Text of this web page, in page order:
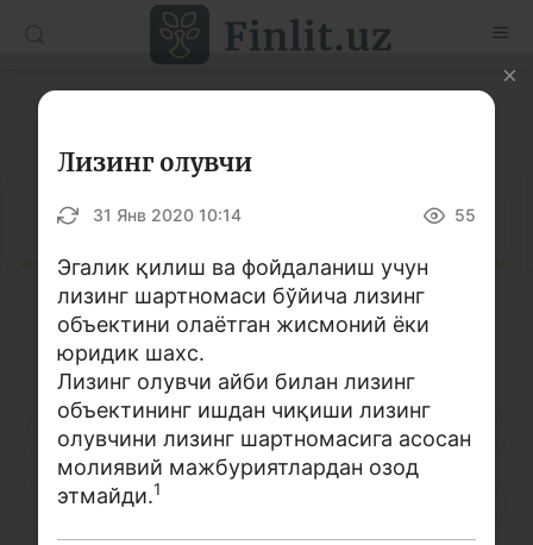
Рус
Мақолалар
Ўқув қўлланмалар
Луғат
Молиявий саводхонлик бўйича китоблар
Видео
Лойиҳалар
Интерактив хизматлар
Луғат
Кирилл алифбоси Лотин алифбоси
А Б В Г Ғ Д
Ё Ж
Лизинг олувчи
31 Янв 2020 10:14 55
Эгалик қилиш ва фойдаланиш учун
лизинг шартномаси бўйича лизинг
объектини олаётган жисмоний ёки
юридик шахс.
Лизинг олувчи айби билан лизинг
объектининг ишдан чиқиши лизинг
олувчини лизинг шартномасига асосан
молиявий мажбуриятлардан озод
этмайди.1